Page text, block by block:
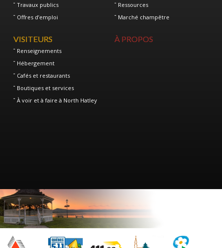
Travaux publics
Offres d’emploi
Ressources
Marché champêtre
VISITEURS
Renseignements
Hébergement
Cafés et restaurants
Boutiques et services
À voir et à faire à North Hatley
À PROPOS